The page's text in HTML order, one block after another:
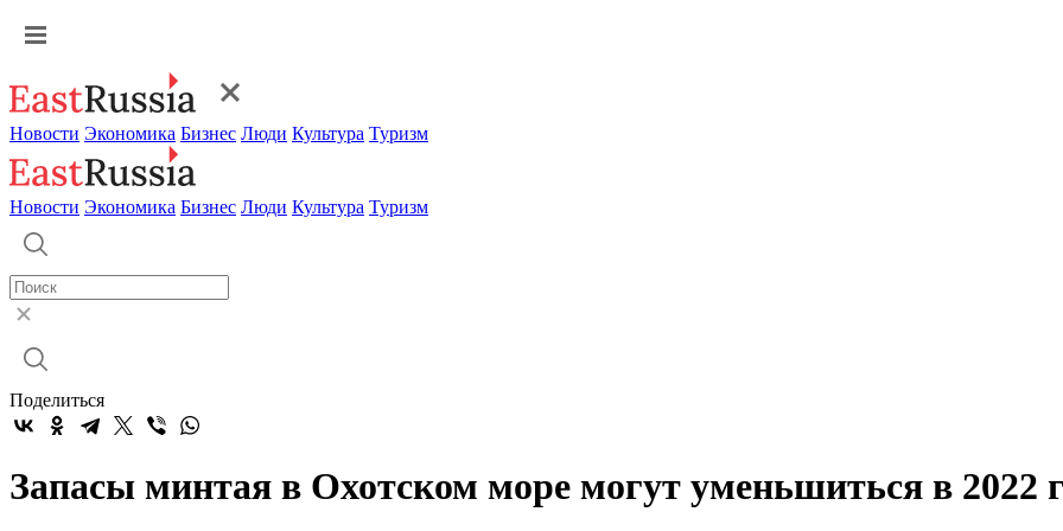
Новости Экономика Бизнес Люди Культура Туризм
Новости Экономика Бизнес Люди Культура Туризм
Поделиться
Запасы минтая в Охотском море могут уменьшиться в 2022